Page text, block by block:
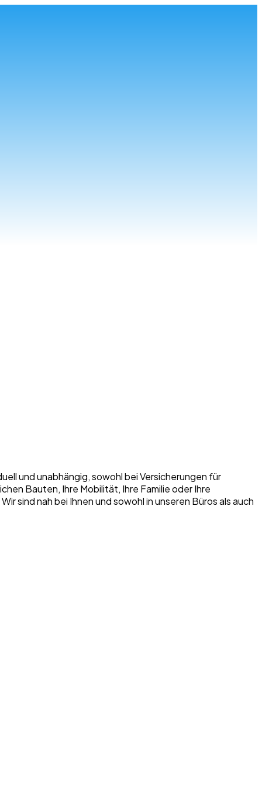
und unabhängig, sowohl bei Versicherungen für
Bauten, Ihre Mobilität, Ihre Familie oder Ihre
sind nah bei Ihnen und sowohl in unseren Büros als auch